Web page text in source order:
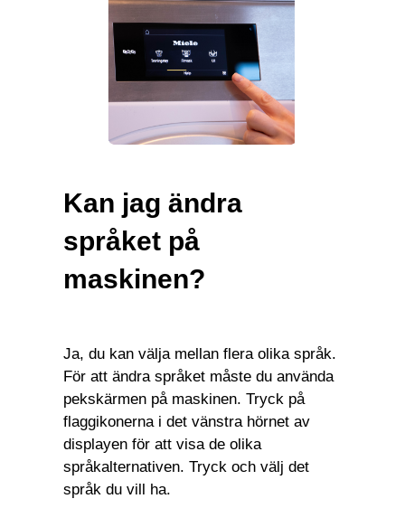
Kan jag ändra
språket på
maskinen?
Ja, du kan välja mellan flera olika språk.
För att ändra språket måste du använda
pekskärmen på maskinen. Tryck på
flaggikonerna i det vänstra hörnet av
displayen för att visa de olika
språkalternativen. Tryck och välj det
språk du vill ha.